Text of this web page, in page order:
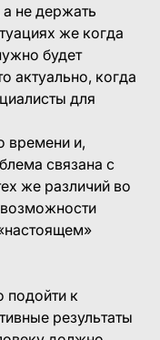
не держать
же когда
будет
актуально, когда
для
времени и,
связана с
же различий во
подойти к
результаты